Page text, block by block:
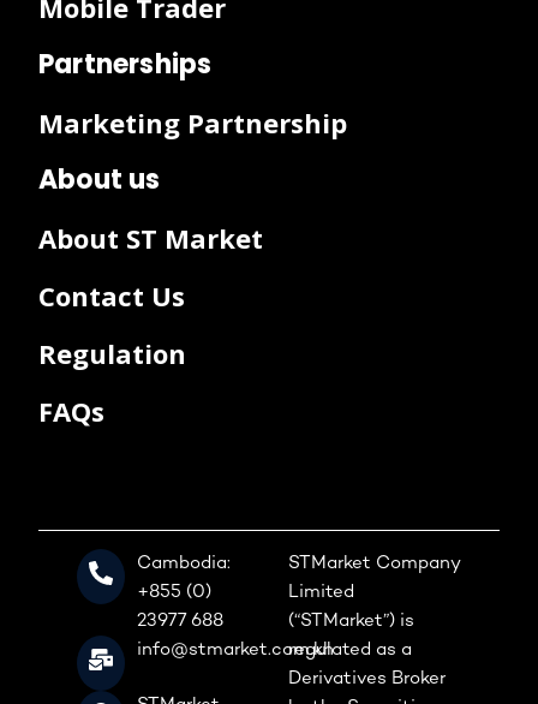
Partnerships
Marketing Partnership
About us
About ST Market
Contact Us
Regulation
FAQs
Cambodia:
+855 (0)
23977 688
info@stmarket.com.kh
STMarket Company
Limited
(“STMarket”) is
regulated as a
Derivatives Broker